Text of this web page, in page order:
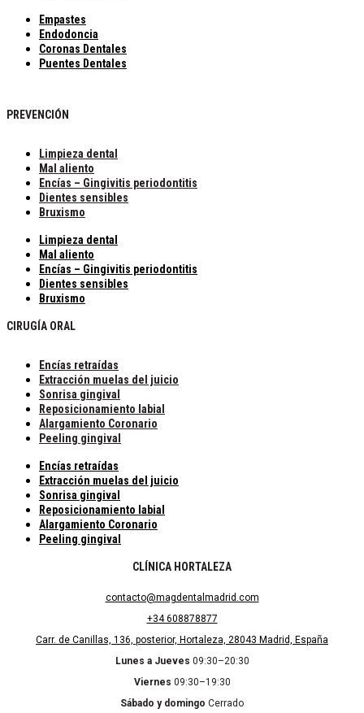
Empastes
Endodoncia
Coronas Dentales
Puentes Dentales
PREVENCIÓN
Limpieza dental
Mal aliento
Encías – Gingivitis periodontitis
Dientes sensibles
Bruxismo
Limpieza dental
Mal aliento
Encías – Gingivitis periodontitis
Dientes sensibles
Bruxismo
CIRUGÍA ORAL
Encías retraídas
Extracción muelas del juicio
Sonrisa gingival
Reposicionamiento labial
Alargamiento Coronario
Peeling gingival
Encías retraídas
Extracción muelas del juicio
Sonrisa gingival
Reposicionamiento labial
Alargamiento Coronario
Peeling gingival
CLÍNICA HORTALEZA
contacto@magdentalmadrid.com
+34 608878877
Carr. de Canillas, 136, posterior, Hortaleza, 28043 Madrid, España
Lunes a Jueves 09:30–20:30
Viernes 09:30–19:30
Sábado y domingo Cerrado